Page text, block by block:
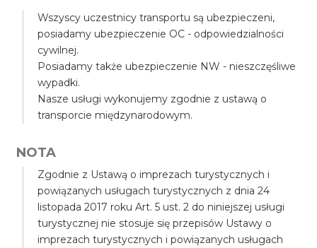
Wszyscy uczestnicy transportu są ubezpieczeni,
posiadamy ubezpieczenie OC - odpowiedzialności
cywilnej.
Posiadamy także ubezpieczenie NW - nieszczęśliwe
wypadki.
Nasze usługi wykonujemy zgodnie z ustawą o
transporcie międzynarodowym.
NOTA
Zgodnie z Ustawą o imprezach turystycznych i
powiązanych usługach turystycznych z dnia 24
listopada 2017 roku Art. 5 ust. 2 do niniejszej usługi
turystycznej nie stosuje się przepisów Ustawy o
imprezach turystycznych i powiązanych usługach